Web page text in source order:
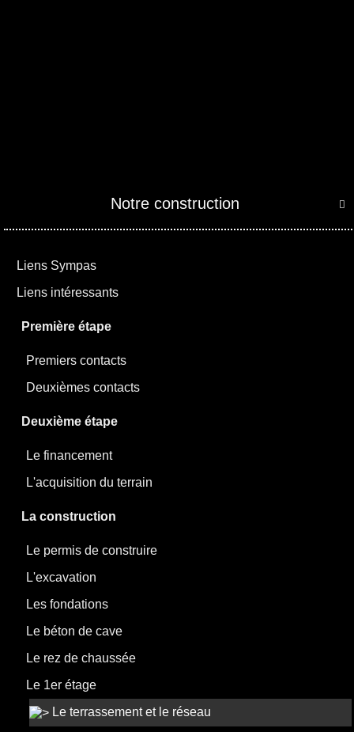

Notre construction
Liens Sympas
Liens intéressants
Première étape
Premiers contacts
Deuxièmes contacts
Deuxième étape
Le financement
L'acquisition du terrain
La construction
Le permis de construire
L'excavation
Les fondations
Le béton de cave
Le rez de chaussée
Le 1er étage
Le terrassement et le réseau